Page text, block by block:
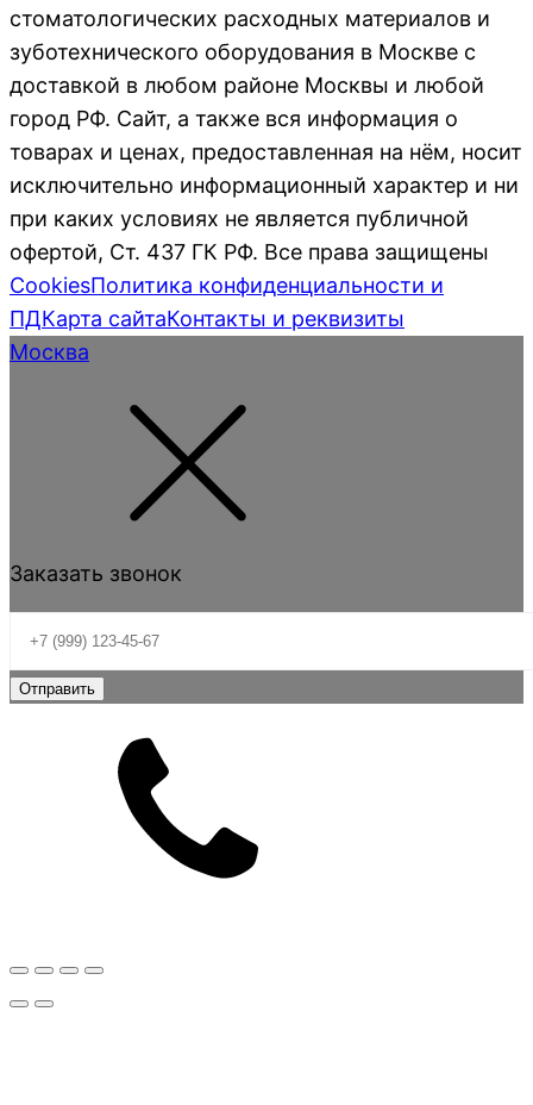
стоматологических расходных материалов и
зуботехнического оборудования в Москве с
доставкой в любом районе Москвы и любой
город РФ. Сайт, а также вся информация о
товарах и ценах, предоставленная на нём, носит
исключительно информационный характер и ни
при каких условиях не является публичной
офертой, Ст. 437 ГК РФ. Все права защищены
CookiesПолитика конфиденциальности и
ПДКарта сайтаКонтакты и реквизиты
Москва
Заказать звонок